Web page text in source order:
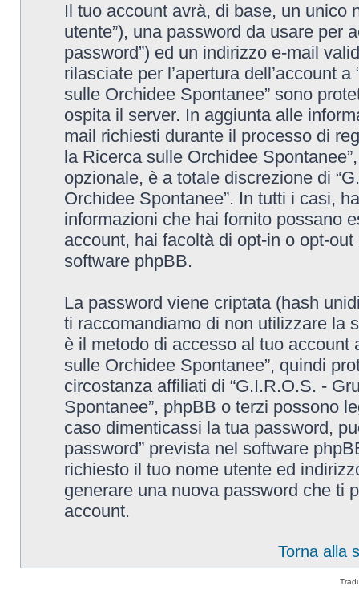
Il tuo account avrà, di base, un unico
utente”), una password da usare per
password”) ed un indirizzo e-mail
rilasciate per l’apertura dell’account
sulle Orchidee Spontanee” sono
ospita il server. In aggiunta alle
mail richiesti durante il processo di
la Ricerca sulle Orchidee
opzionale, è a totale discrezione di
Orchidee Spontanee”. In tutti i casi,
informazioni che hai fornito possano
account, hai facoltà di opt-in o opt-
software phpBB.
La password viene criptata (hash
ti raccomandiamo di non utilizzare la
è il metodo di accesso al tuo account
sulle Orchidee Spontanee”, quindi
circostanza affiliati di “G.I.R.O.S. -
Spontanee”, phpBB o terzi possono
caso dimenticassi la tua password,
password” prevista nel software
richiesto il tuo nome utente ed
generare una nuova password che ti
account.
Torna alla